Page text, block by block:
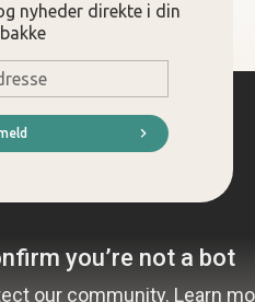
nyheder direkte i din